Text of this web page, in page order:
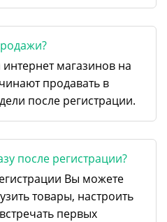
магазинов на
продавать в
после регистрации.
после регистрации?
Вы можете
товары, настроить
первых